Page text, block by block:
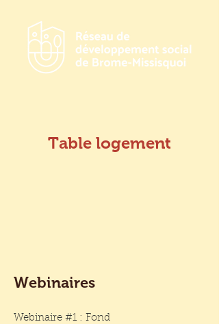
Table logement
Webinaires
Webinaire #1 : Fond